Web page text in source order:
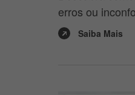
erros ou
Saiba Mais